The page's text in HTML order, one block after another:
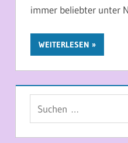
immer beliebter unter
WEITERLESEN